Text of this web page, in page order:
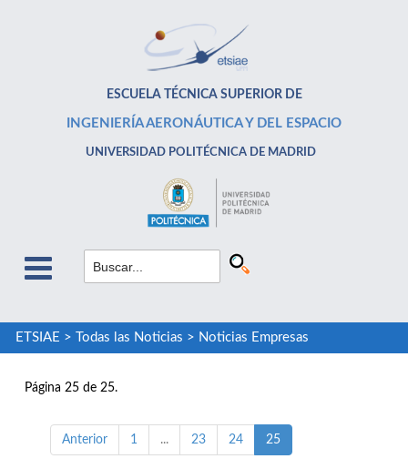
ESCUELA TÉCNICA SUPERIOR DE
INGENIERÍA AERONÁUTICA Y DEL ESPACIO
UNIVERSIDAD POLITÉCNICA DE MADRID
ETSIAE > Todas las Noticias > Noticias Empresas
Página 25 de 25.
Anterior 1 ... 23 24 25